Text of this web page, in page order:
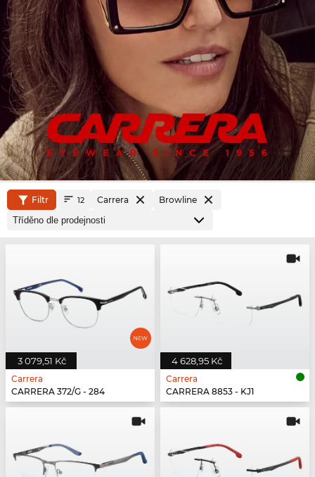
Filtr 12 Carrera Browline
3 079,51 Kč
Carrera
CARRERA 372/G - 284
4 628,95 Kč
Carrera
CARRERA 8853 - KJ1